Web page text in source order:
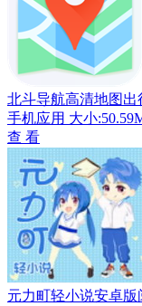
北斗导航高清地图出
手机应用 大小
查 看
元力町轻小说安卓版